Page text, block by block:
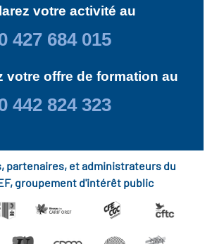
votre activité au
427 684 015
votre offre de formation au
442 824 323
partenaires, et administrateurs du
groupement d'intérêt public